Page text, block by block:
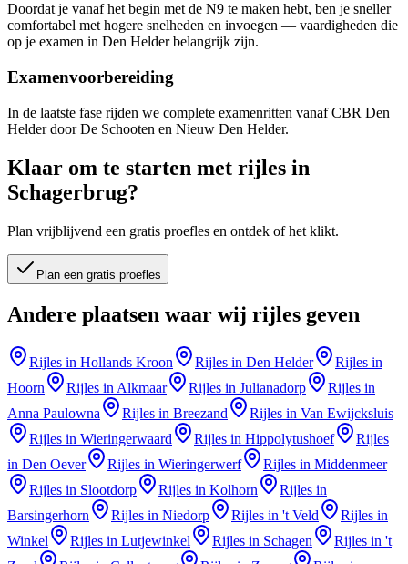
Doordat je vanaf het begin met de N9 te maken hebt, ben je sneller
comfortabel met hogere snelheden en invoegen — vaardigheden die
op je examen in Den Helder belangrijk zijn.
Examenvoorbereiding
In de laatste fase rijden we complete examenritten vanaf CBR Den
Helder door De Schooten en Nieuw Den Helder.
Klaar om te starten met rijles in
Schagerbrug?
Plan vrijblijvend een gratis proefles en ontdek of het klikt.
Plan een gratis proefles
Andere plaatsen waar wij rijles geven
Rijles in Hollands Kroon Rijles in Den Helder
Rijles in
Hoorn
Rijles in Alkmaar Rijles in Julianadorp
Rijles in
Anna Paulowna
Rijles in Breezand Rijles in Van Ewijcksluis
Rijles in Wieringerwaard Rijles in Hippolytushoef
Rijles
in Den Oever Rijles in Wieringerwerf Rijles in Middenmeer
Rijles in Slootdorp Rijles in Kolhorn
Rijles in
Barsingerhorn
Rijles in Niedorp Rijles in 't Veld
Rijles in
Winkel
Rijles in Lutjewinkel Rijles in Schagen Rijles in 't